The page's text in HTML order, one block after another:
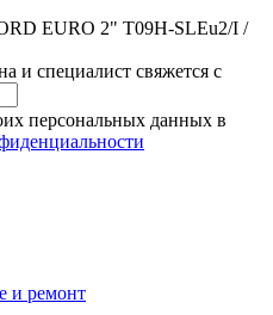
EURO 2" T09H-SLEu2/I /
и специалист свяжется с
персональных данных в
и ремонт